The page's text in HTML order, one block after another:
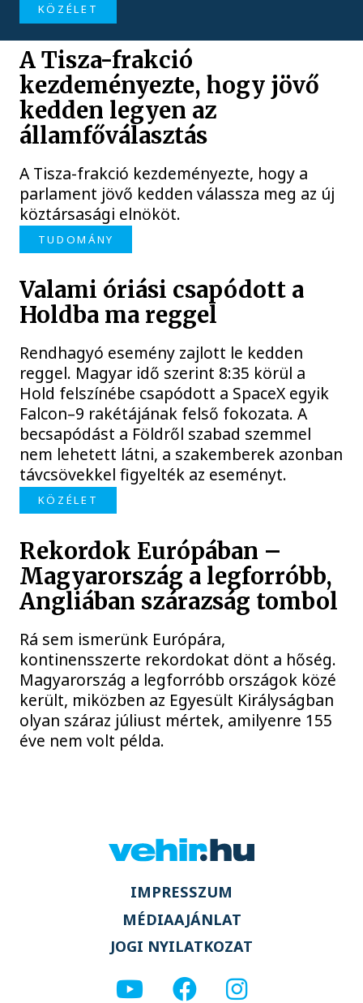
KÖZÉLET
A Tisza-frakció
kezdeményezte, hogy jövő
kedden legyen az
államfőválasztás
A Tisza-frakció kezdeményezte, hogy a
parlament jövő kedden válassza meg az új
köztársasági elnököt.
TUDOMÁNY
Valami óriási csapódott a
Holdba ma reggel
Rendhagyó esemény zajlott le kedden
reggel. Magyar idő szerint 8:35 körül a
Hold felszínébe csapódott a SpaceX egyik
Falcon–9 rakétájának felső fokozata. A
becsapódást a Földről szabad szemmel
nem lehetett látni, a szakemberek azonban
távcsövekkel figyelték az eseményt.
KÖZÉLET
Rekordok Európában –
Magyarország a legforróbb,
Angliában szárazság tombol
Rá sem ismerünk Európára,
kontinensszerte rekordokat dönt a hőség.
Magyarország a legforróbb országok közé
került, miközben az Egyesült Királyságban
olyan száraz júliust mértek, amilyenre 155
éve nem volt példa.
IMPRESSZUM
MÉDIAAJÁNLAT
JOGI NYILATKOZAT